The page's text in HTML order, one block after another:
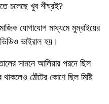
চলেছে খুব শীঘ্রই?
যোগাযোগ মাধ্যমে মুম্বাইয়ের
ভাইরাল হয়।
সামনে আলিয়ার পরনে ছিল
ঠোঁটের কোণে ছিল মিষ্টি